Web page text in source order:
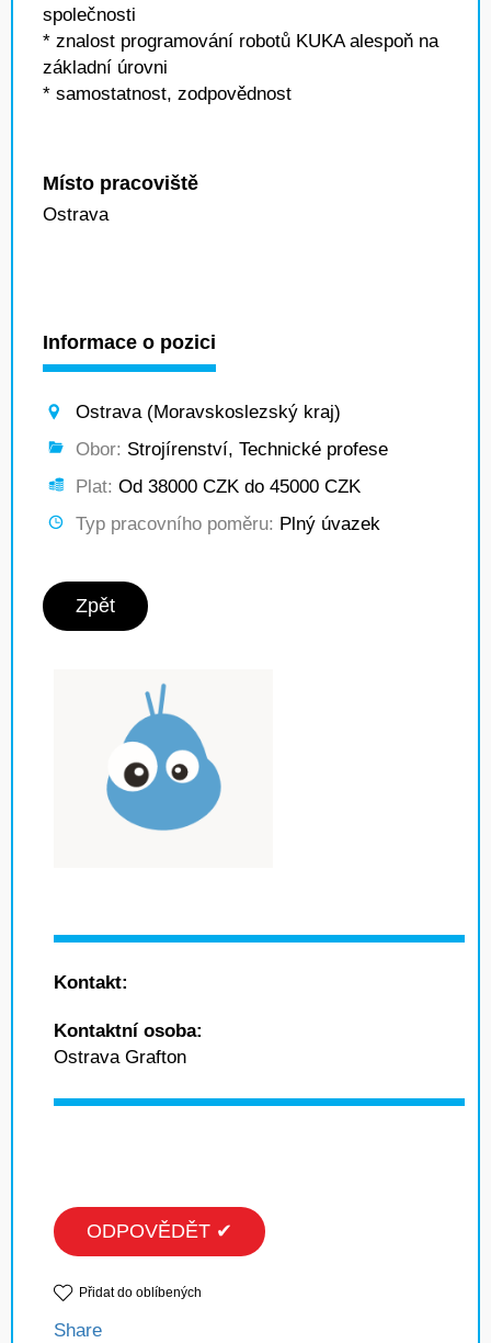
společnosti
* znalost programování robotů KUKA alespoň na
základní úrovni
* samostatnost, zodpovědnost
Místo pracoviště
Ostrava
Informace o pozici
Ostrava (Moravskoslezský kraj)
Obor: Strojírenství, Technické profese
Plat: Od 38000 CZK do 45000 CZK
Typ pracovního poměru: Plný úvazek
Zpět
Kontakt:
Kontaktní osoba:
Ostrava Grafton
ODPOVĚDĚT ✔
Přidat do oblíbených
Share